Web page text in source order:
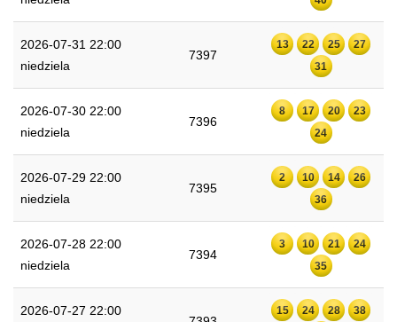
2026-07-31 22:00
niedziela
7397
13 22 25
27
31
2026-07-30 22:00
niedziela
7396
8 17 20
23
24
2026-07-29 22:00
niedziela
7395
2 10 14
26
36
2026-07-28 22:00
niedziela
7394
3 10 21
24
35
2026-07-27 22:00
15 24 28
38